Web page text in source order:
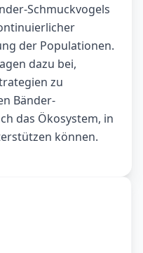
Schmuckvogels
der Populationen.
dazu bei,
zu
Bänder-
das Ökosystem, in
können.